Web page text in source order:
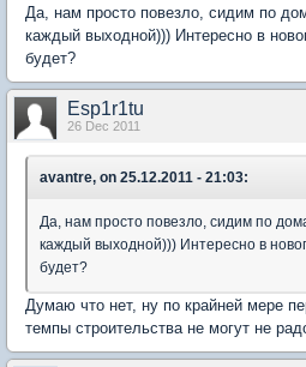
Да, нам просто повезло, сидим по
каждый выходной))) Интересно в
будет?
Esp1r1tu
26 Dec 2011
avantre, on 25.12.2011 - 21:03:
Да, нам просто повезло, сидим по
каждый выходной))) Интересно в
будет?
Думаю что нет, ну по крайней мере
темпы строительства не могут не